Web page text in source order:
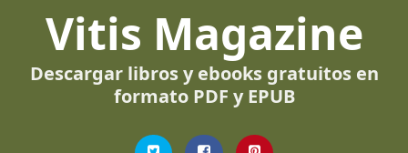
Vitis Magazine
Descargar libros y ebooks gratuitos en
formato PDF y EPUB